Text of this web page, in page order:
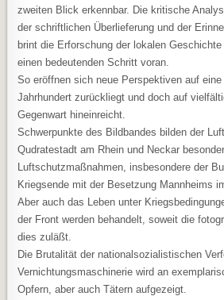
zweiten Blick erkennbar. Die kritische
der schriftlichen Überlieferung und der
brint die Erforschung der lokalen
einen bedeutenden Schritt voran.
So eröffnen sich neue Perspektiven auf
Jahrhundert zurückliegt und doch auf
Gegenwart hineinreicht.
Schwerpunkte des Bildbandes bilden der
Qudratestadt am Rhein und Neckar
Luftschutzmaßnahmen, insbesondere der
Kriegsende mit der Besetzung Mannheims
Aber auch das Leben unter
der Front werden behandelt, soweit die
dies zuläßt.
Die Brutalität der nationalsozialistischen
Vernichtungsmaschinerie wird an
Opfern, aber auch Tätern aufgezeigt.